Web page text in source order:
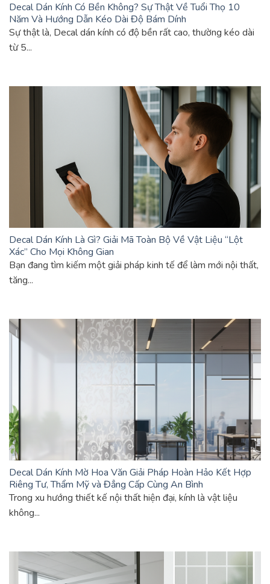
Decal Dán Kính Có Bền Không? Sự Thật Về Tuổi Thọ 10
Năm Và Hướng Dẫn Kéo Dài Độ Bám Dính
Sự thật là, Decal dán kính có độ bền rất cao, thường kéo dài
từ 5...
Decal Dán Kính Là Gì? Giải Mã Toàn Bộ Về Vật Liệu “Lột
Xác” Cho Mọi Không Gian
Bạn đang tìm kiếm một giải pháp kinh tế để làm mới nội thất,
tăng...
Decal Dán Kính Mờ Hoa Văn Giải Pháp Hoàn Hảo Kết Hợp
Riêng Tư, Thẩm Mỹ và Đẳng Cấp Cùng An Bình
Trong xu hướng thiết kế nội thất hiện đại, kính là vật liệu
không...